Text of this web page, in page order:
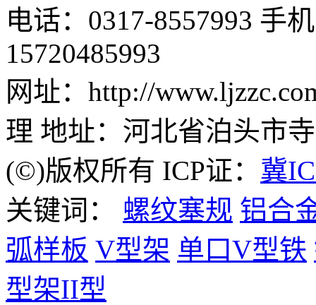
电话：0317-8557993 手
15720485993
网址：http://
理 地址：河北省泊头市
(©)版权所有 ICP证： 冀
关键词： 螺纹塞规 铝合
弧样板 V型架 单口V型铁
型架II型